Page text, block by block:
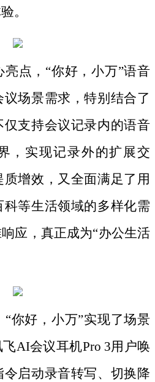
。
点， “你好，小万”语音
场景需求，特别结合了
支持会议记录内的语音
，实现记录外的扩展交
增效，又全面满足了用
科等生活领域的多样化需
应，真正成为“办公生活
“你好，小万”实现了场景
AI会议耳机Pro 3用户唤
启动录音转写、切换降